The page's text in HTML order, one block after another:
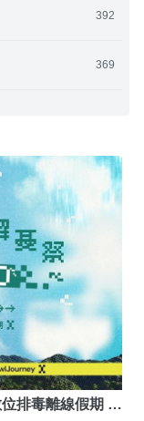
392
369
位排毒離線假期 …